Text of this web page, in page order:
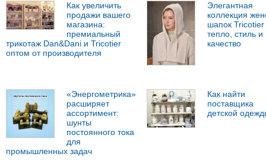
Как увеличить
продажи вашего
магазина:
премиальный
трикотаж Dan&Dani и Tricotier
оптом от производителя
Элегантная
коллекция
шапок Tricotier
тепло, стиль и
качество
«Энергометрика»
расширяет
ассортимент:
шунты
постоянного тока
для
промышленных задач
Как найти
поставщика
детской